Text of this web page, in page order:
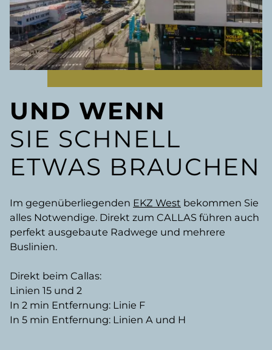
UND WENN
SIE SCHNELL
ETWAS BRAUCHEN
Im gegenüberliegenden EKZ West bekommen Sie
alles Notwendige. Direkt zum CALLAS führen auch
perfekt ausgebaute Radwege und mehrere
Buslinien.
Direkt beim Callas:
Linien 15 und 2
In 2 min Entfernung: Linie F
In 5 min Entfernung: Linien A und H